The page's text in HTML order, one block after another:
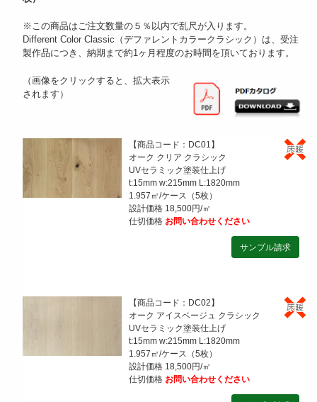
※この商品はご注文数量の５％以内で乱尺が入ります。
Different Color Classic（デファレントカラークラシック）は、受注
製作品につき、納期まで約1ヶ月程度のお時間を頂いております。
（画像をクリックすると、拡大表示
されます）
【商品コード：DC01】
オーク クリア クラシック
UVセラミック塗装仕上げ
t:15mm w:215mm L:1820mm
1.957㎡/ケース（5枚）
設計価格 18,500円/㎡
仕切価格 お問い合わせください
【商品コード：DC02】
オーク アイスベージュ クラシック
UVセラミック塗装仕上げ
t:15mm w:215mm L:1820mm
1.957㎡/ケース（5枚）
設計価格 18,500円/㎡
仕切価格 お問い合わせください